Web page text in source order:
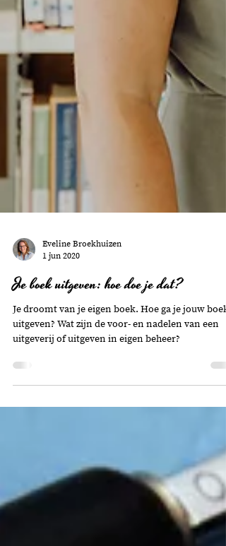
Eveline Broekhuizen
1 jun 2020
Je boek uitgeven: hoe doe je dat?
Je droomt van je eigen boek. Hoe ga je jouw boek
uitgeven? Wat zijn de voor- en nadelen van een